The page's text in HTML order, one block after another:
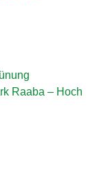
Raaba – Hoch